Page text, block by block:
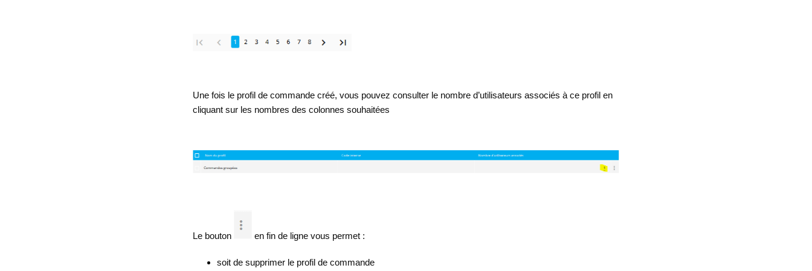
Une fois le profil de commande créé, vous pouvez consulter le nombre d’utilisateurs associés à ce profil en
cliquant sur les nombres des colonnes souhaitées
Le bouton en fin de ligne vous permet :
soit de supprimer le profil de commande